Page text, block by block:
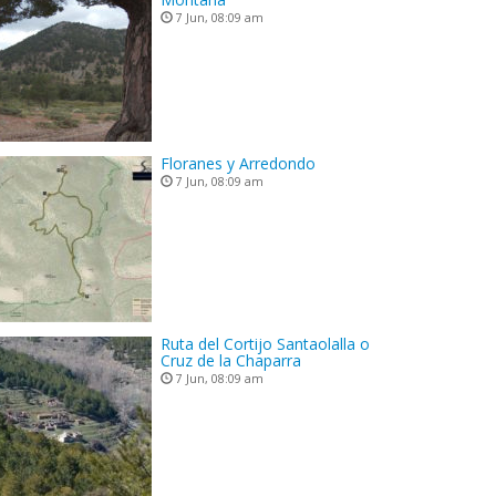
7 Jun, 08:09 am
Floranes y Arredondo
7 Jun, 08:09 am
Ruta del Cortijo Santaolalla o
Cruz de la Chaparra
7 Jun, 08:09 am